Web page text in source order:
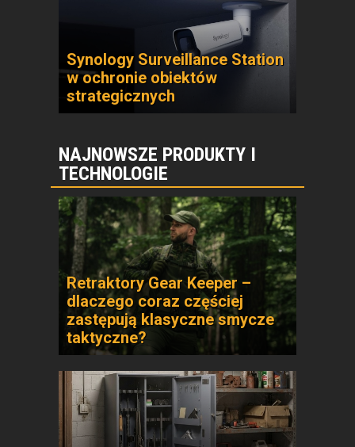
Synology Surveillance Station
w ochronie obiektów
strategicznych
NAJNOWSZE PRODUKTY I
TECHNOLOGIE
Retraktory Gear Keeper –
dlaczego coraz częściej
zastępują klasyczne smycze
taktyczne?